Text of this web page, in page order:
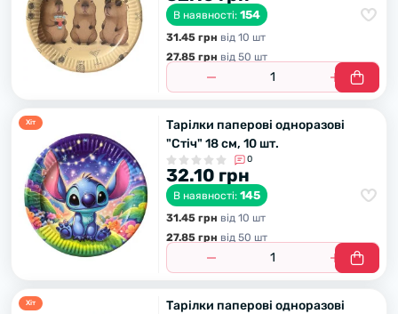
В наявності: 154
31.45 грн вiд 10 шт
27.85 грн вiд 50 шт
Хiт
Тарілки паперові одноразові
"Стіч" 18 см, 10 шт.
0
32.10 грн
В наявності: 145
31.45 грн вiд 10 шт
27.85 грн вiд 50 шт
Хiт
Тарілки паперові одноразові